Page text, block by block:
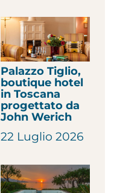
Palazzo Tiglio,
boutique hotel
in Toscana
progettato da
John Werich
22 Luglio 2026